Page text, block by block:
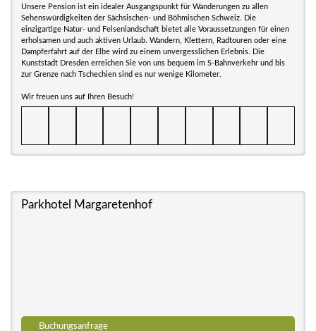
Unsere Pension ist ein idealer Ausgangspunkt für Wanderungen zu allen
Sehenswürdigkeiten der Sächsischen- und Böhmischen Schweiz. Die
einzigartige Natur- und Felsenlandschaft bietet alle Voraussetzungen für einen
erholsamen und auch aktiven Urlaub. Wandern, Klettern, Radtouren oder eine
Dampferfahrt auf der Elbe wird zu einem unvergesslichen Erlebnis. Die
Kunststadt Dresden erreichen Sie von uns bequem im S-Bahnverkehr und bis
zur Grenze nach Tschechien sind es nur wenige Kilometer.
Wir freuen uns auf Ihren Besuch!
Parkhotel Margaretenhof
Buchungsanfrage